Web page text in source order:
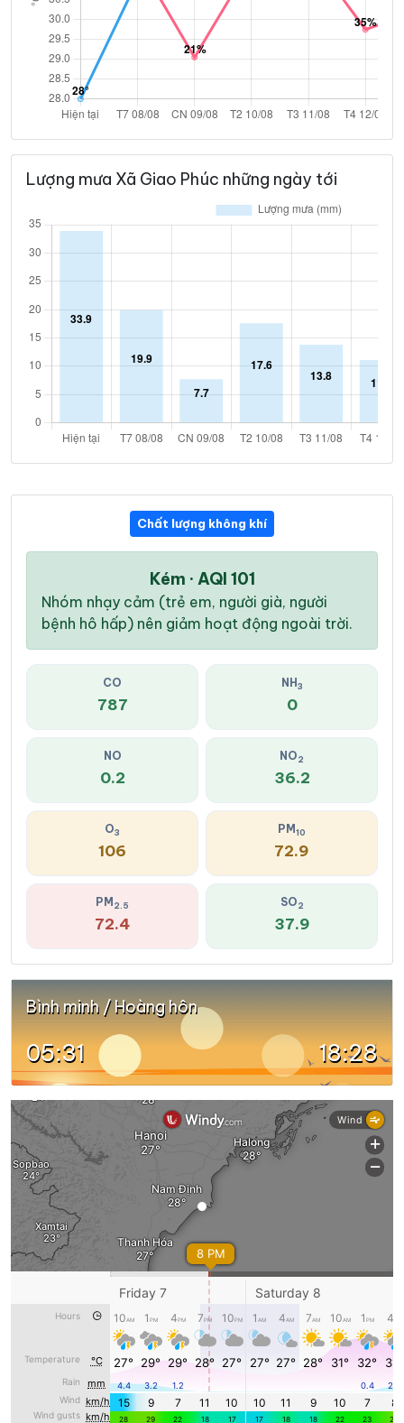
Lượng mưa Xã Giao Phúc những ngày tới
Chất lượng không khí
Kém · AQI 101
Nhóm nhạy cảm (trẻ em, người già, người
bệnh hô hấp) nên giảm hoạt động ngoài trời.
CO
787
NH 3
0
NO
0.2
NO2
36.2
O3
106
PM10
72.9
PM 2.5
72.4
SO2
37.9
Bình minh / Hoàng hôn
05:31 18:28